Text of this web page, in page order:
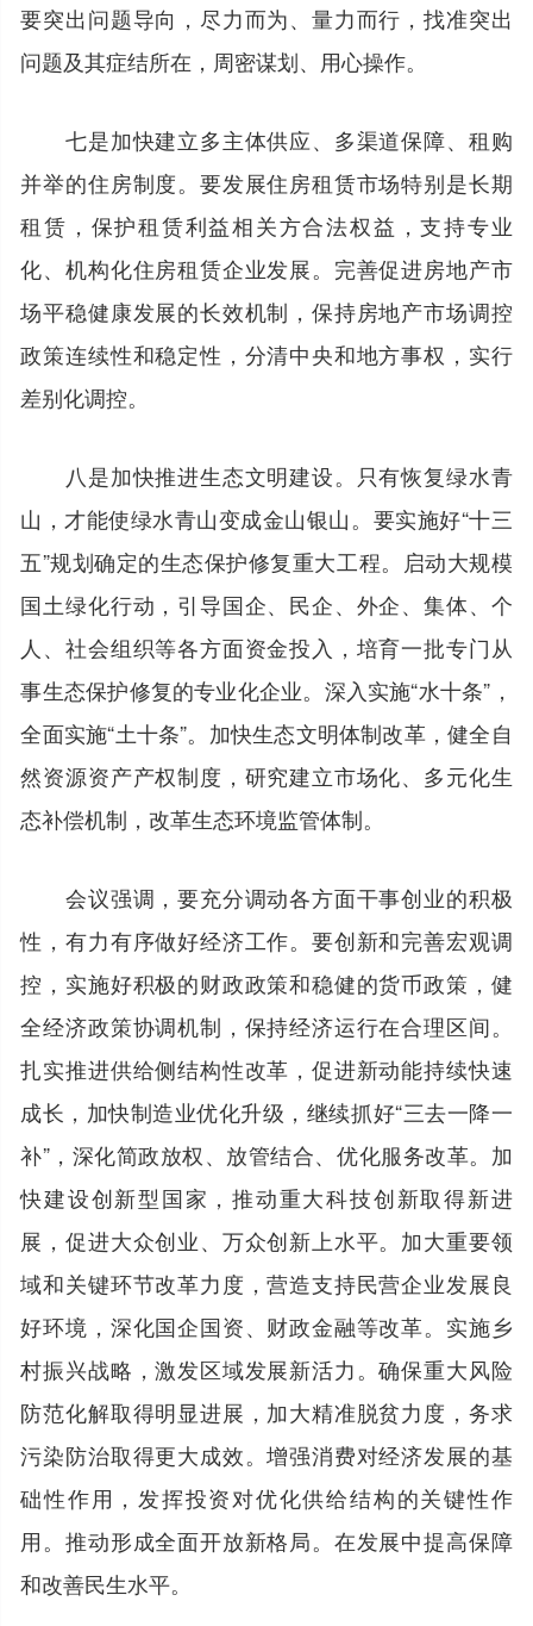
要突出问题导向，尽力而为、量力而行，找准突出
问题及其症结所在，周密谋划、用心操作。
七是加快建立多主体供应、多渠道保障、租购
并举的住房制度。要发展住房租赁市场特别是长期
租赁，保护租赁利益相关方合法权益，支持专业
化、机构化住房租赁企业发展。完善促进房地产市
场平稳健康发展的长效机制，保持房地产市场调控
政策连续性和稳定性，分清中央和地方事权，实行
差别化调控。
八是加快推进生态文明建设。只有恢复绿水青
山，才能使绿水青山变成金山银山。要实施好“十三
五”规划确定的生态保护修复重大工程。启动大规模
国土绿化行动，引导国企、民企、外企、集体、个
人、社会组织等各方面资金投入，培育一批专门从
事生态保护修复的专业化企业。深入实施“水十条”，
全面实施“土十条”。加快生态文明体制改革，健全自
然资源资产产权制度，研究建立市场化、多元化生
态补偿机制，改革生态环境监管体制。
会议强调，要充分调动各方面干事创业的积极
性，有力有序做好经济工作。要创新和完善宏观调
控，实施好积极的财政政策和稳健的货币政策，健
全经济政策协调机制，保持经济运行在合理区间。
扎实推进供给侧结构性改革，促进新动能持续快速
成长，加快制造业优化升级，继续抓好“三去一降一
补”，深化简政放权、放管结合、优化服务改革。加
快建设创新型国家，推动重大科技创新取得新进
展，促进大众创业、万众创新上水平。加大重要领
域和关键环节改革力度，营造支持民营企业发展良
好环境，深化国企国资、财政金融等改革。实施乡
村振兴战略，激发区域发展新活力。确保重大风险
防范化解取得明显进展，加大精准脱贫力度，务求
污染防治取得更大成效。增强消费对经济发展的基
础性作用，发挥投资对优化供给结构的关键性作
用。推动形成全面开放新格局。在发展中提高保障
和改善民生水平。